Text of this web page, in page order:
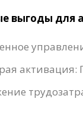
выгоды для
активация: